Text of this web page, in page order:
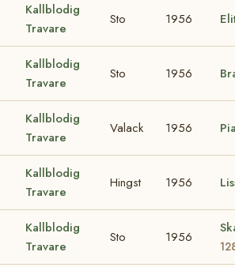
Kallblodig
Travare
Sto 1956
Kallblodig
Travare
Sto 1956
Kallblodig
Travare
Valack 1956
Kallblodig
Travare
Hingst 1956
Kallblodig
Travare
Sto 1956